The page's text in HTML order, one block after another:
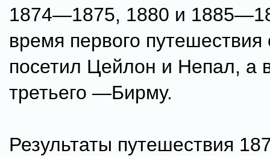
1874—1875, 1880 и
время первого путешествия
посетил Цейлон и Непал, а
третьего —Бирму.
Результаты путешествия